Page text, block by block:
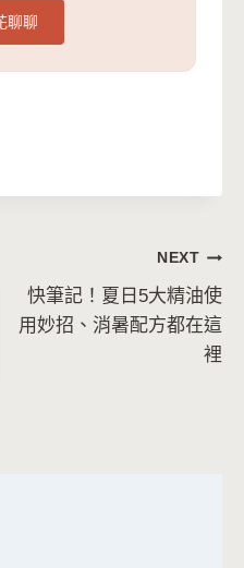
聊聊
NEXT
快筆記！夏日5大精油使
用妙招、消暑配方都在這
裡